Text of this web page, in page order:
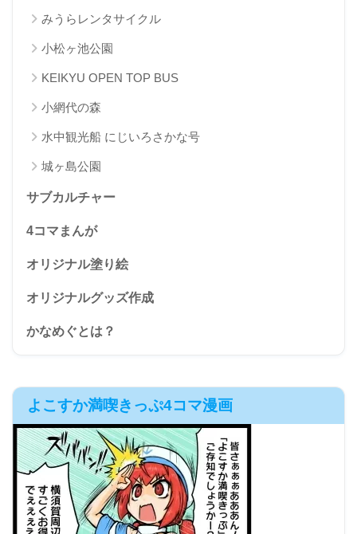
みうらレンタサイクル
小松ヶ池公園
KEIKYU OPEN TOP BUS
小網代の森
水中観光船 にじいろさかな号
城ヶ島公園
サブカルチャー
4コマまんが
オリジナル塗り絵
オリジナルグッズ作成
かなめぐとは？
よこすか満喫きっぷ4コマ漫画